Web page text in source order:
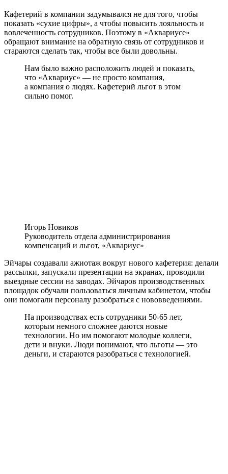
Кафетерий в компании задумывался не для того, чтобы
показать «сухие цифры», а чтобы повысить лояльность и
вовлеченность сотрудников. Поэтому в «Аквариусе»
обращают внимание на обратную связь от сотрудников и
стараются сделать так, чтобы все были довольны.
Нам было важно расположить людей и показать,
что «Аквариус» — не просто компания,
а компания о людях. Кафетерий льгот в этом
сильно помог.
Игорь Новиков
Руководитель отдела администрирования
компенсаций и льгот, «Аквариус»
Эйчары создавали ажиотаж вокруг нового кафетерия: делали
рассылки, запускали презентации на экранах, проводили
выездные сессии на заводах. Эйчаров производственных
площадок обучали пользоваться личным кабинетом, чтобы
они помогали персоналу разобраться с нововведениями.
На производствах есть сотрудники 50-65 лет,
которым немного сложнее даются новые
технологии. Но им помогают молодые коллеги,
дети и внуки. Люди понимают, что льготы — это
деньги, и стараются разобраться с технологией.